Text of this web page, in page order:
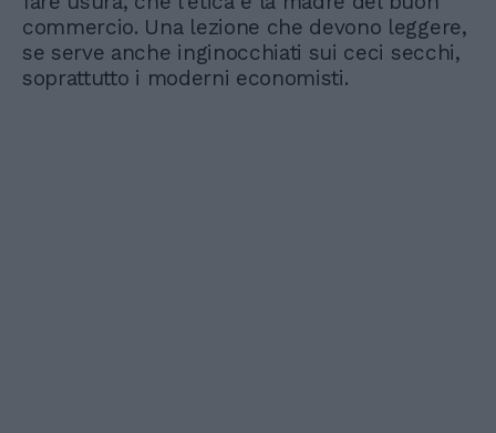
commercio. Una lezione che devono leggere,
se serve anche inginocchiati sui ceci secchi,
soprattutto i moderni economisti.